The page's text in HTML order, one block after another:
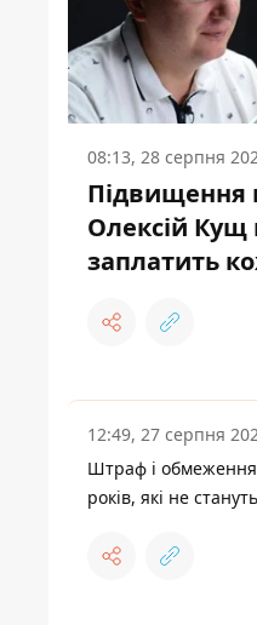
08:13, 28 серпня
Підвищення
Олексій Кущ
заплатить
12:49, 27 серпня
Штраф і
років, які не